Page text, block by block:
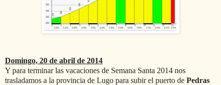
Domingo, 20 de abril de 2014
Y para terminar las vacaciones de Semana Santa 2014 nos
trasladamos a la provincia de Lugo para subir el puerto de Pedras